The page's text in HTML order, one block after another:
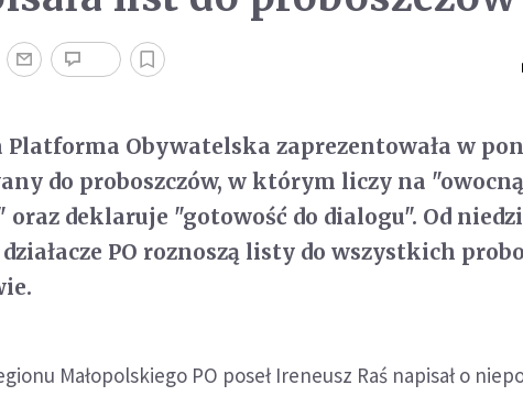
Platforma Obywatelska zaprezentowała w
do proboszczów, w którym liczy na "owocną
oraz deklaruje "gotowość do dialogu". Od
PO roznoszą listy do wszystkich
Małopolskiego PO poseł Ireneusz Raś napisał o